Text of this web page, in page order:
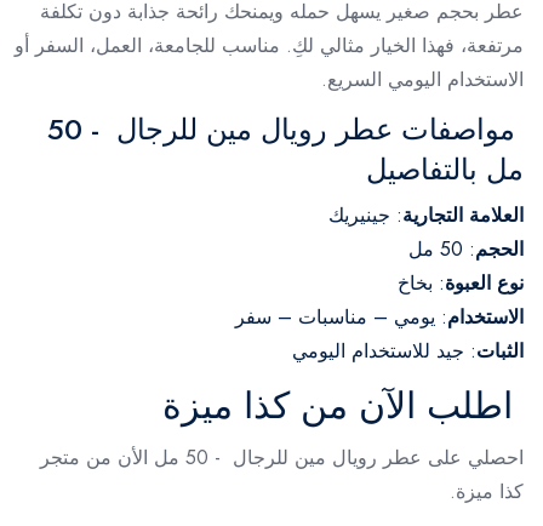
عطر بحجم صغير يسهل حمله ويمنحك رائحة جذابة دون تكلفة
مرتفعة، فهذا الخيار مثالي لكِ. مناسب للجامعة، العمل، السفر أو
الاستخدام اليومي السريع.
مواصفات عطر رويال مين للرجال - 50
مل بالتفاصيل
العلامة التجارية: جينيريك
الحجم: 50 مل
نوع العبوة: بخاخ
الاستخدام: يومي – مناسبات – سفر
الثبات: جيد للاستخدام اليومي
اطلب الآن من كذا ميزة
احصلي على عطر رويال مين للرجال - 50 مل الأن من متجر
كذا ميزة.